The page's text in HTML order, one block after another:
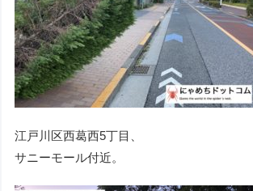
江戸川区西葛西5丁目、
サニーモール付近。